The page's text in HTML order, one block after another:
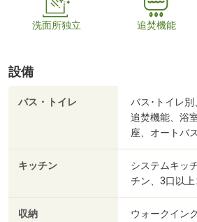
洗面所独立 追焚機能
設備
バス・トイレ
バス･トイレ別
追焚機能、浴
座、オートバス
キッチン
システムキッ
チン、3口以上
収納 ウォークイン